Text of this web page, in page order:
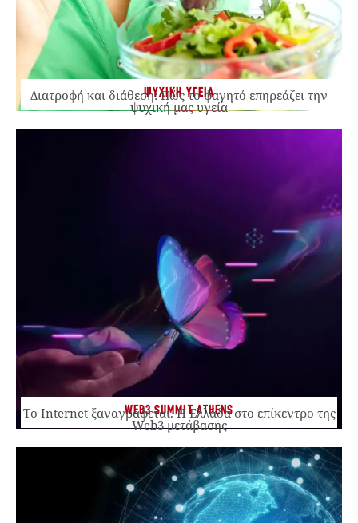
ΨΥΧΙΚΗ ΥΓΕΙΑ
Διατροφή και διάθεση: Πώς το φαγητό επηρεάζει την
ψυχική μας υγεία
WEB3 SUMMIT ATHENS
Το Internet ξαναγράφεται. Η Ελλάδα στο επίκεντρο της
Web3 μετάβασης